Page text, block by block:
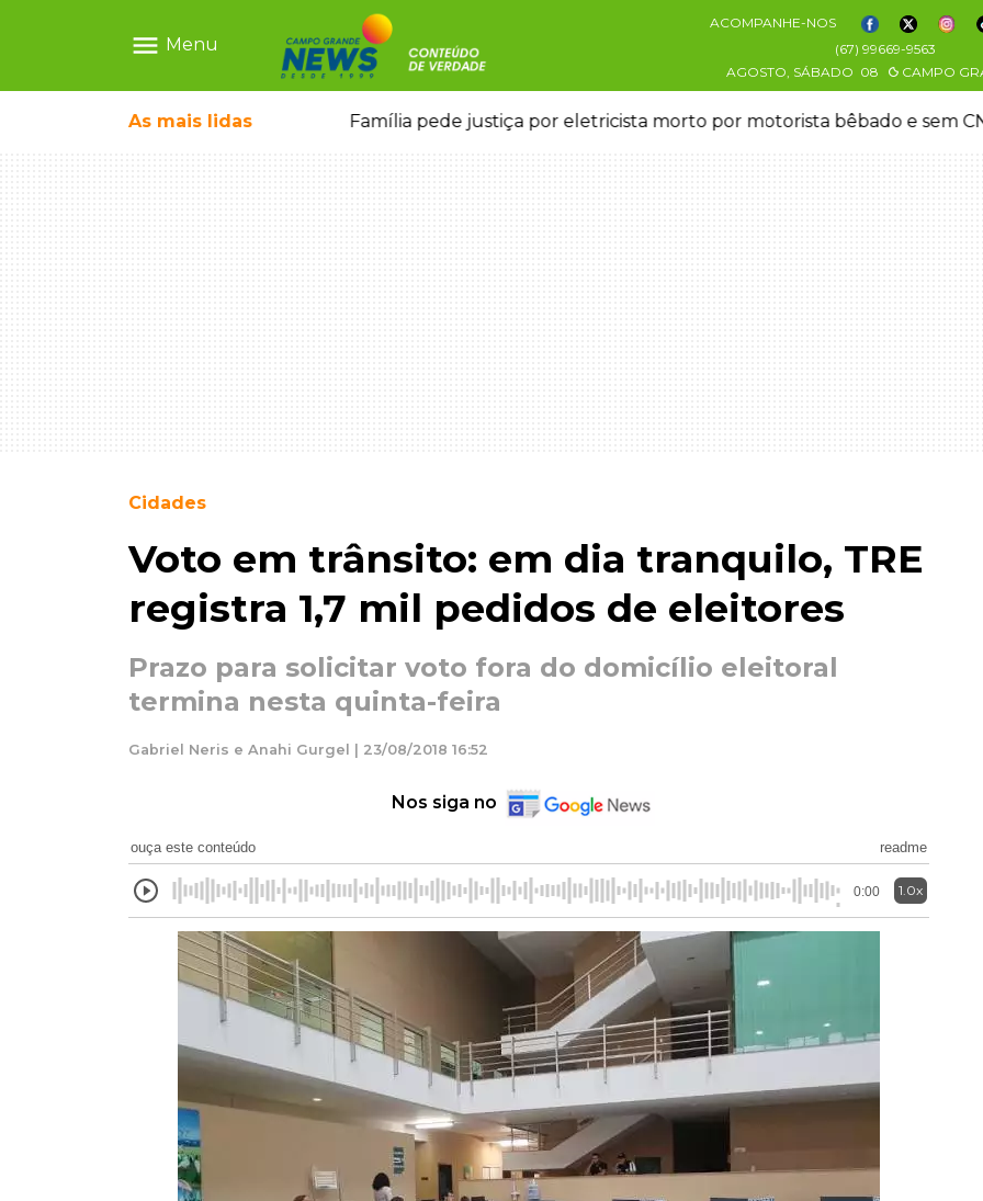
menu Menu
ACOMPANHE-NOS
(67) 99669-9563
AGOSTO, SÁBADO 08 CAMPO
As mais lidas
e morre a caminho do hospital Família pede justiça por eletricista morto por motorista bêbado e sem
Cidades
Voto em trânsito: em dia tranquilo, TRE
registra 1,7 mil pedidos de eleitores
Prazo para solicitar voto fora do domicílio eleitoral
termina nesta quinta-feira
Gabriel Neris e Anahi Gurgel | 23/08/2018 16:52
Nos siga no
ouça este conteúdo readme
0:00 1.0x